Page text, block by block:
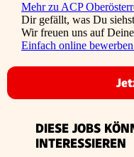
Mehr zu ACP
Dir gefällt, was Du
Wir freuen uns auf
Einfach online
DIESE JOBS
INTERESSIEREN